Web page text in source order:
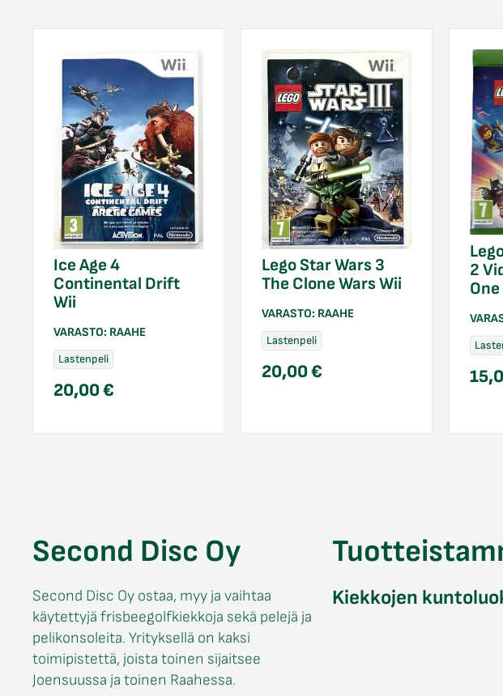
Ice Age 4
Continental Drift
Wii
VARASTO: RAAHE
Lastenpeli
20,00€
Lego Star Wars 3
The Clone Wars Wii
VARASTO: RAAHE
Lastenpeli
20,00€
2
One
Second Disc Oy
Second Disc Oy ostaa, myy ja vaihtaa
käytettyjä frisbeegolfkiekkoja sekä pelejä ja
pelikonsoleita. Yrityksellä on kaksi
toimipistettä, joista toinen sijaitsee
Joensuussa ja toinen Raahessa.
Kiekkojen